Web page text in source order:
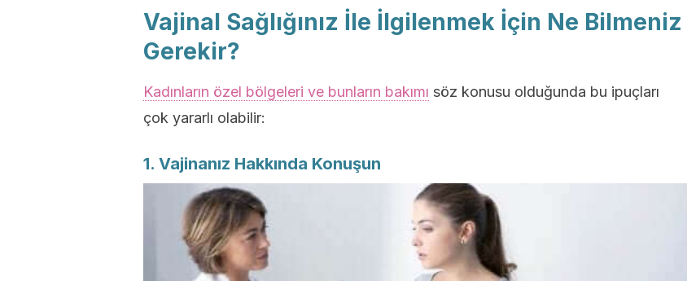
Vajinal Sağlığınız İle İlgilenmek İçin Ne Bilmeniz
Gerekir?
Kadınların özel bölgeleri ve bunların bakımı söz konusu olduğunda bu ipuçları
çok yararlı olabilir:
1. Vajinanız Hakkında Konuşun